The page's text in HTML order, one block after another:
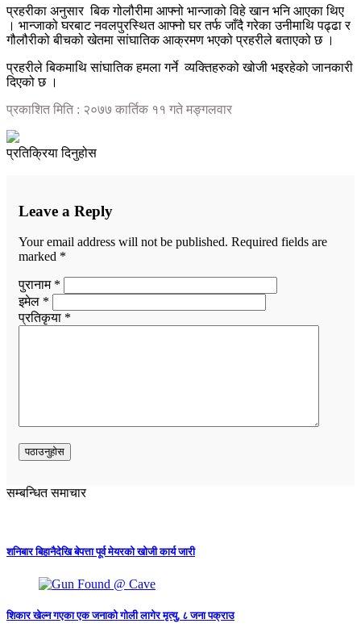
प्रहरीका अनुसार बिक गोलौरीमा आफ्नो भान्जाको विहे खान भनि आएका थिए
। भान्जाको घरबाट नवलपुरस्थित आफ्नो घर तर्फ जाँदै गरेका उनीमाथि पढ्ढा र
गौलौरीको बीचको खेतमा सांघातिक आक्रमण भएको प्रहरीले बताएको छ ।
प्रहरीले बिकमाथि सांघातिक हमला गर्ने व्यक्तिहरुको खोजी भइरहेको जानकारी
दिएको छ ।
प्रकाशित मिति : २०७७ कार्तिक ११ गते मङ्गलवार
प्रतिक्रिया दिनुहोस
Leave a Reply
Your email address will not be published. Required fields are
marked *
पुरानाम *
इमेल *
प्रतिकृया *
सम्बन्धित समाचार
शनिबार बिहानैदेखि बेपत्ता पूर्व मेयरको खोजी कार्य जारी
शिकार खेल्न गएका एक जनाको गोली लागेर मृत्यु, ८ जना पक्राउ